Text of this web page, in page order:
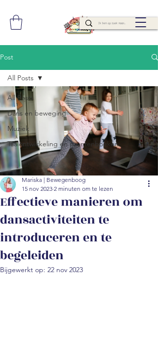
Post
All Posts
Dans en beweging
Muziek
Taalontwikkeling en prentenboeken
All Posts
Effectieve manieren om
dansactiviteiten te
introduceren en te
begeleiden
Mariska | Bewegenboog
15 nov 2023 2 minuten om te lezen
Bijgewerkt op: 22 nov 2023